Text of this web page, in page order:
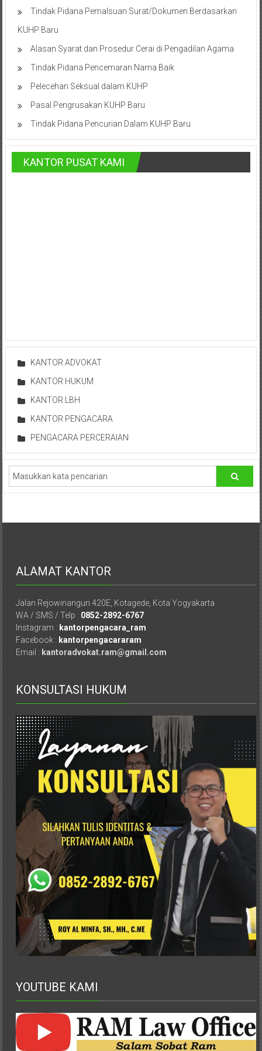
Cilacap,
Banjarnegara,
Temanggung,
Wonosobo,
Cirebon,
Karawang,
Aceh,
Medan,
Depok,
Sorong,
Papua,
Bekasi,
Pengacara
Pajak,
Pengacara
Perusahaan,
Kantor
LBH,
Law
Office
Firm
Kantor
Pengacara
Jogja,
Lawyer,
Advokat,
Pengacara
Perceraian
Sleman,
Wonosari,
Wates,
Klaten,
Magelang,
Solo,
Semarang,
Jakarta,
Surakarta,
Sukoharjo,
Mungkid,
Purworejo,
Daerah
Tindak Pidana Pemalsuan Surat/Dokumen Berdasarkan
KUHP Baru
Alasan Syarat dan Prosedur Cerai di Pengadilan Agama
Tindak Pidana Pencemaran Nama Baik
Pelecehan Seksual dalam KUHP
Pasal Pengrusakan KUHP Baru
Tindak Pidana Pencurian Dalam KUHP Baru
KANTOR PUSAT KAMI
KANTOR ADVOKAT
KANTOR HUKUM
KANTOR LBH
KANTOR PENGACARA
PENGACARA PERCERAIAN
ALAMAT KANTOR
Jalan Rejowinangun 420E, Kotagede, Kota Yogyakarta
WA / SMS / Telp : 0852-2892-6767
Instagram : kantorpengacara_ram
Facebook : kantorpengacararam
Email : kantoradvokat.ram@gmail.com
KONSULTASI HUKUM
YOUTUBE KAMI